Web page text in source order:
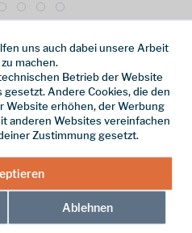
nicht zur Verfügung!
M
uns auch dabei unsere Arbeit
machen.
Betrieb der Website
Andere Cookies, die den
Website erhöhen, der Werbung
anderen Websites vereinfachen
Zustimmung gesetzt.
Ablehnen